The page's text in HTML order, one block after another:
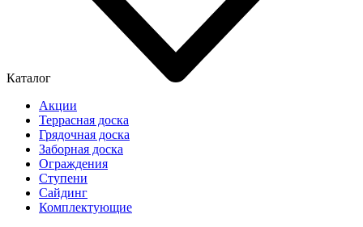
Каталог
Акции
Террасная доска
Грядочная доска
Заборная доска
Ограждения
Ступени
Сайдинг
Комплектующие